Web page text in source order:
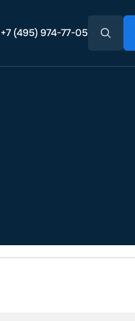
+7 (495) 974-77-05